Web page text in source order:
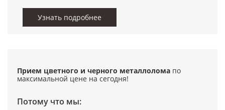
Узнать подробнее
Прием цветного и черного металлолома по
максимальной цене на сегодня!
Потому что мы: